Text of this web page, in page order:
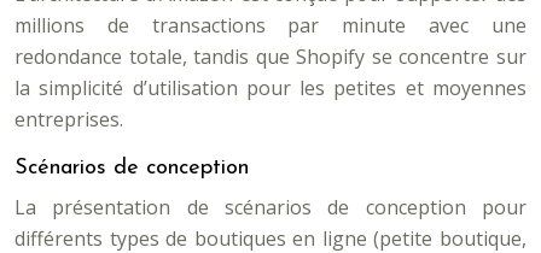
millions de transactions par minute avec une
redondance totale, tandis que Shopify se concentre sur
la simplicité d’utilisation pour les petites et moyennes
entreprises.
Scénarios de conception
La présentation de scénarios de conception pour
différents types de boutiques en ligne (petite boutique,